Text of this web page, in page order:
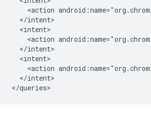
<action
<action
<action
</intent>